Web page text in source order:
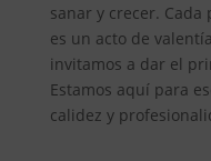
sanar y crecer.
es un acto de
invitamos a dar el
Estamos aquí para
calidez y